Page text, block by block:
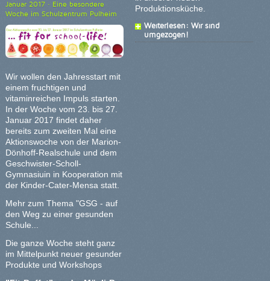
Januar 2017 · Eine besondere
Woche im Schulzentrum Pulheim
Wir wollen den Jahresstart mit
einem fruchtigen und
vitaminreichen Impuls starten.
In der Woche vom 23. bis 27.
Januar 2017 findet daher
bereits zum zweiten Mal eine
Aktionswoche von der Marion-
Dönhoff-Realschule und dem
Geschwister-Scholl-
Gymnasiuin in Kooperation mit
der Kinder-Cater-Mensa statt.
Mehr zum Thema "GSG - auf
den Weg zu einer gesunden
Schule...
Die ganze Woche steht ganz
im Mittelpunkt neuer gesunder
Produkte und Workshops
Produktionsküche.
Weiterlesen: Wir sind
umgezogen!